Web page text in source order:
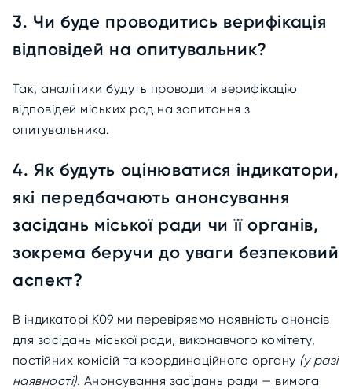
3. Чи буде проводитись верифікація
відповідей на опитувальник?
Так, аналітики будуть проводити верифікацію
відповідей міських рад на запитання з
опитувальника.
4. Як будуть оцінюватися індикатори,
які передбачають анонсування
засідань міської ради чи її органів,
зокрема беручи до уваги безпековий
аспект?
В індикаторі К09 ми перевіряємо наявність анонсів
для засідань міської ради, виконавчого комітету,
постійних комісій та координаційного органу (у разі
наявності). Анонсування засідань ради — вимога